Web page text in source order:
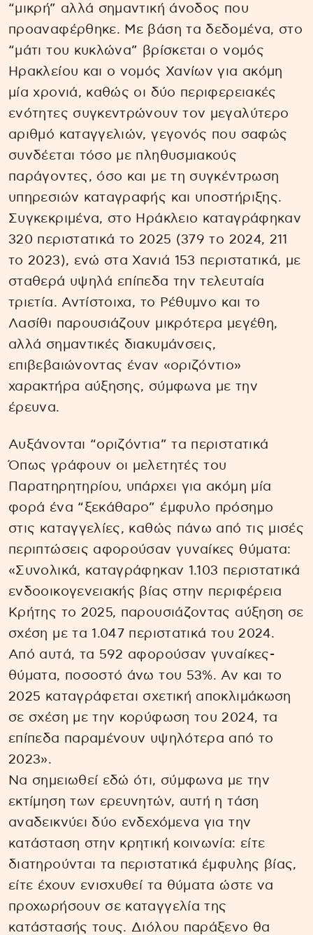
“μικρή” αλλά σημαντική άνοδος που
προαναφέρθηκε. Με βάση τα δεδομένα, στο
“μάτι του κυκλώνα” βρίσκεται ο νομός
Ηρακλείου και ο νομός Χανίων για ακόμη
μία χρονιά, καθώς οι δύο περιφερειακές
ενότητες συγκεντρώνουν τον μεγαλύτερο
αριθμό καταγγελιών, γεγονός που σαφώς
συνδέεται τόσο με πληθυσμιακούς
παράγοντες, όσο και με τη συγκέντρωση
υπηρεσιών καταγραφής και υποστήριξης.
Συγκεκριμένα, στο Ηράκλειο καταγράφηκαν
320 περιστατικά το 2025 (379 το 2024, 211
το 2023), ενώ στα Χανιά 153 περιστατικά, με
σταθερά υψηλά επίπεδα την τελευταία
τριετία. Αντίστοιχα, το Ρέθυμνο και το
Λασίθι παρουσιάζουν μικρότερα μεγέθη,
αλλά σημαντικές διακυμάνσεις,
επιβεβαιώνοντας έναν «οριζόντιο»
χαρακτήρα αύξησης, σύμφωνα με την
έρευνα.
Αυξάνονται “οριζόντια” τα περιστατικά
Όπως γράφουν οι μελετητές του
Παρατηρητηρίου, υπάρχει για ακόμη μία
φορά ένα “ξεκάθαρο” έμφυλο πρόσημο
στις καταγγελίες, καθώς πάνω από τις μισές
περιπτώσεις αφορούσαν γυναίκες θύματα:
«Συνολικά, καταγράφηκαν 1.103 περιστατικά
ενδοοικογενειακής βίας στην περιφέρεια
Κρήτης το 2025, παρουσιάζοντας αύξηση σε
σχέση με τα 1.047 περιστατικά του 2024.
Από αυτά, τα 592 αφορούσαν γυναίκες-
θύματα, ποσοστό άνω του 53%. Αν και το
2025 καταγράφεται σχετική αποκλιμάκωση
σε σχέση με την κορύφωση του 2024, τα
επίπεδα παραμένουν υψηλότερα από το
2023».
Να σημειωθεί εδώ ότι, σύμφωνα με την
εκτίμηση των ερευνητών, αυτή η τάση
αναδεικνύει δύο ενδεχόμενα για την
κατάσταση στην κρητική κοινωνία: είτε
διατηρούνται τα περιστατικά έμφυλης βίας,
είτε έχουν ενισχυθεί τα θύματα ώστε να
προχωρήσουν σε καταγγελία της
κατάστασής τους. Διόλου παράξενο θα